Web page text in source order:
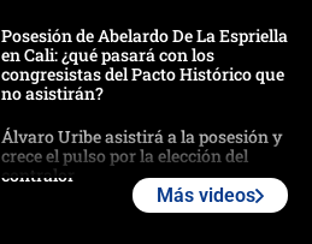
Posesión de Abelardo De La Espriella
en Cali: ¿qué pasará con los
congresistas del Pacto Histórico que
no asistirán?
Álvaro Uribe asistirá a la posesión y
crece el pulso por la elección del
contralor
Más videos